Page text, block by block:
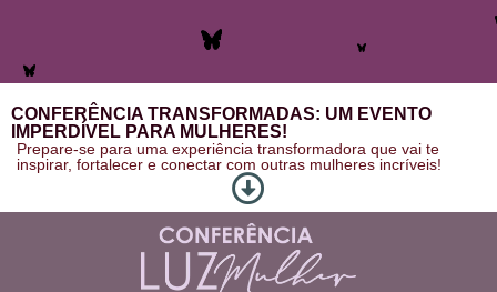
CONFERÊNCIA TRANSFORMADAS: UM EVENTO
IMPERDÍVEL PARA MULHERES!
Prepare-se para uma experiência transformadora que vai te
inspirar, fortalecer e conectar com outras mulheres incríveis!